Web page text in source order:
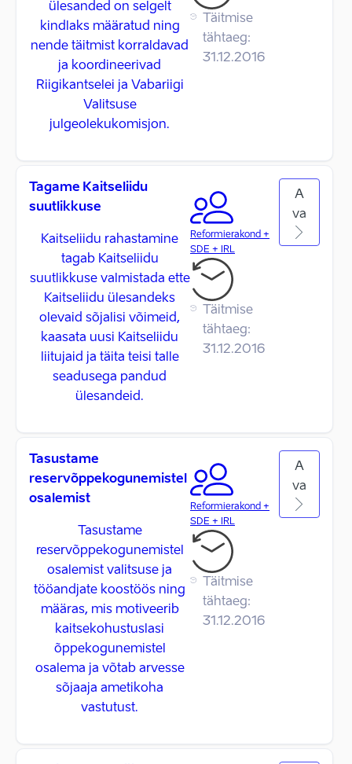
ülesanded on selgelt
kindlaks määratud ning
nende täitmist korraldavad
ja koordineerivad
Riigikantselei ja Vabariigi
Valitsuse
julgeolekukomisjon.
Täitmise
tähtaeg:
31.12.2016
Tagame Kaitseliidu
suutlikkuse
Kaitseliidu rahastamine
tagab Kaitseliidu
suutlikkuse valmistada ette
Kaitseliidu ülesandeks
olevaid sõjalisi võimeid,
kaasata uusi Kaitseliidu
liitujaid ja täita teisi talle
seadusega pandud
ülesandeid.
Reformierakond +
SDE + IRL
Täitmise
tähtaeg:
31.12.2016
A
va
Tasustame
reservõppekogunemistel
osalemist
Tasustame
reservõppekogunemistel
osalemist valitsuse ja
tööandjate koostöös ning
määras, mis motiveerib
kaitsekohustuslasi
õppekogunemistel
osalema ja võtab arvesse
sõjaaja ametikoha
vastutust.
Reformierakond +
SDE + IRL
Täitmise
tähtaeg:
31.12.2016
A
va